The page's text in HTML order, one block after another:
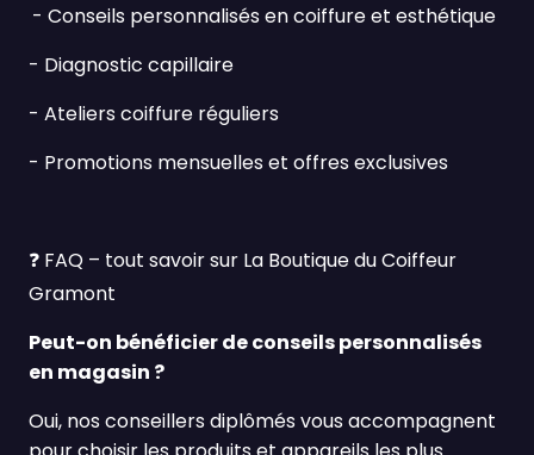
- Conseils personnalisés en coiffure et esthétique
- Diagnostic capillaire
- Ateliers coiffure réguliers
- Promotions mensuelles et offres exclusives
❓ FAQ – tout savoir sur La Boutique du Coiffeur
Gramont
Peut-on bénéficier de conseils personnalisés
en magasin ?
Oui, nos conseillers diplômés vous accompagnent